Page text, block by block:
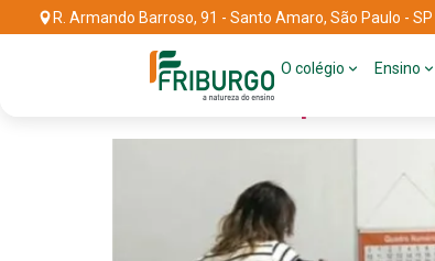
R. Armando Barroso, 91 - Santo Amaro, São Paulo - SP
O colégio Ensino
Tag:dia dos
Casinha